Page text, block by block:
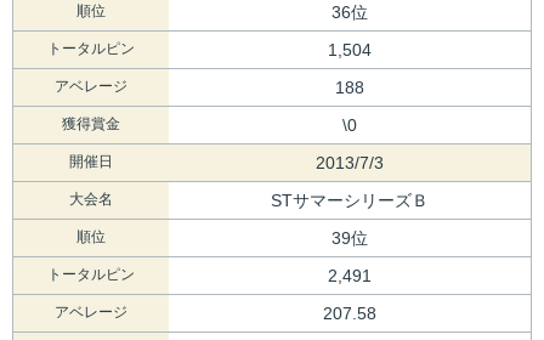
順位 36位
トータルピン 1,504
アベレージ 188
獲得賞金 \0
開催日 2013/7/3
大会名 STサマーシリーズＢ
順位 39位
トータルピン 2,491
アベレージ 207.58